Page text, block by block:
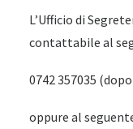
L’Ufficio di
contattabile al
0742 357035
oppure al